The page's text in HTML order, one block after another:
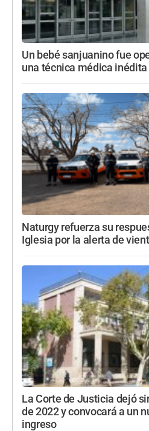
Un bebé sanjuanino fue
una técnica médica
Naturgy refuerza su
Iglesia por la alerta de
La Corte de Justicia dejó
de 2022 y convocará a un
ingreso